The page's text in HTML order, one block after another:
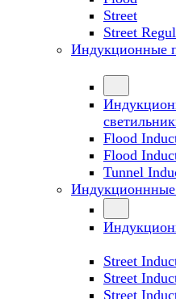
Street
Street Regul
Индукционные
Flood
Flood
Tunnel
Индукционнные
Street
Street
Street